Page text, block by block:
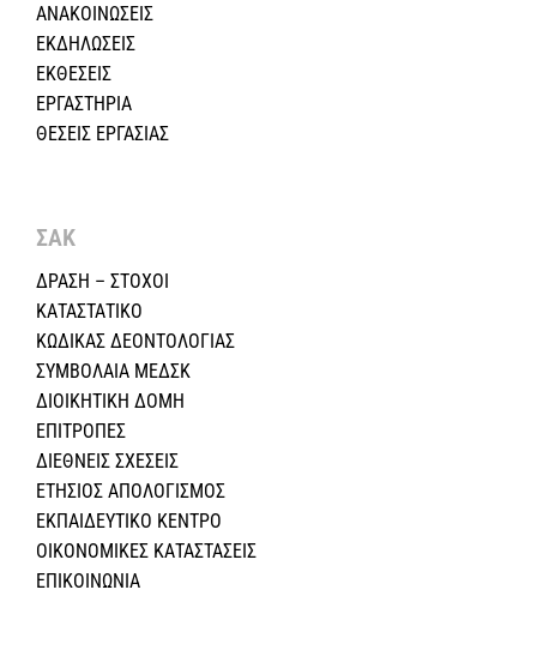
ΑΝΑΚΟΙΝΩΣΕΙΣ
ΕΚΔΗΛΩΣΕΙΣ
ΕΚΘΕΣΕΙΣ
ΕΡΓΑΣΤΗΡΙΑ
ΘΕΣΕΙΣ ΕΡΓΑΣΙΑΣ
ΣΑΚ
ΔΡΑΣΗ – ΣΤΟΧΟΙ
ΚΑΤΑΣΤΑΤΙΚΟ
ΚΩΔΙΚΑΣ ΔΕΟΝΤΟΛΟΓΙΑΣ
ΣΥΜΒΟΛΑΙΑ ΜΕΔΣΚ
ΔΙΟΙΚΗΤΙΚΗ ΔΟΜΗ
ΕΠΙΤΡΟΠΕΣ
ΔΙΕΘΝΕΙΣ ΣΧΕΣEIΣ
ΕΤΗΣΙΟΣ ΑΠΟΛΟΓΙΣΜΟΣ
ΕΚΠΑΙΔΕΥΤΙΚΟ ΚΕΝΤΡΟ
ΟΙΚΟΝΟΜΙΚΕΣ ΚΑΤΑΣΤΑΣΕΙΣ
ΕΠΙΚΟΙΝΩΝΙΑ